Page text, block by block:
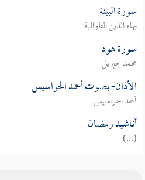
سورة البينة
بهاء الدين الطوالبة
سورة هود
محمد جبريل
الأذان- بصوت أحمد الحراسيس
أحمد الحراسيس
أناشيد رمضان
(...)